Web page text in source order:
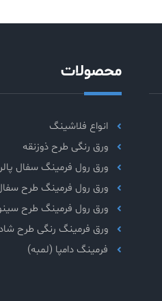
محصولات
انواع فلاشینگ
ورق رنگی طرح ذوزنقه
ورق رول فرمینگ سفال
ورق رول فرمینگ طرح
ورق رول فرمینگ طرح
ورق فرمینگ رنگی طرح
فرمینگ دامپا (لمبه)